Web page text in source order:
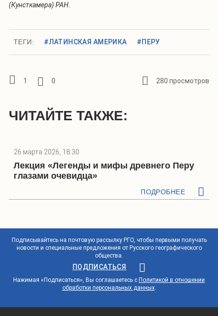
(Кунсткамера) РАН.
ТЕГИ: #ЛАТИНСКАЯ АМЕРИКА #ПЕРУ
1 0 280 просмотров
ЧИТАЙТЕ ТАКЖЕ:
26 марта 2026, 18:30
Лекция «Легенды и мифы древнего Перу
глазами очевидца»
ПОДРОБНЕЕ
Подписывайтесь на почтовую рассылку РГО, чтобы первыми получать
новости и специальные предложения от Русского географического
общества.
ПОДПИСАТЬСЯ
Нажимая «Подписаться», Вы соглашаетесь с Политикой в отношении
обработки персональных данных.